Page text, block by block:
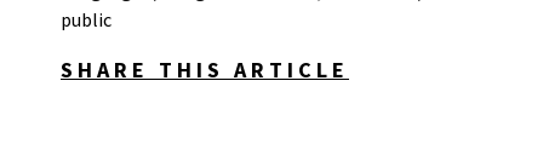
public
SHARE THIS ARTICLE